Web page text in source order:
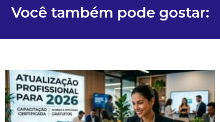
Você também pode gostar: